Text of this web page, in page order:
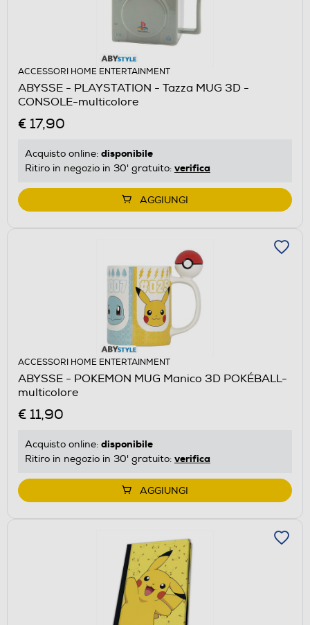
ACCESSORI HOME ENTERTAINMENT
ABYSSE - PLAYSTATION - Tazza MUG 3D -
CONSOLE-multicolore
€ 17,90
Acquisto online: disponibile
Ritiro in negozio in 30' gratuito: verifica
AGGIUNGI
ACCESSORI HOME ENTERTAINMENT
ABYSSE - POKEMON MUG Manico 3D POKÉBALL-
multicolore
€ 11,90
Acquisto online: disponibile
Ritiro in negozio in 30' gratuito: verifica
AGGIUNGI